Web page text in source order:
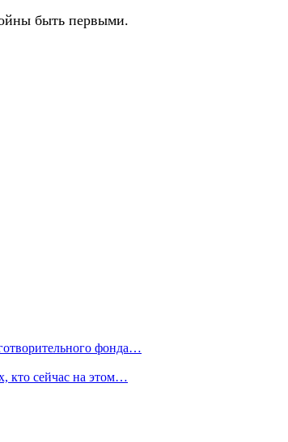
быть первыми.
фонда…
кто сейчас на этом…